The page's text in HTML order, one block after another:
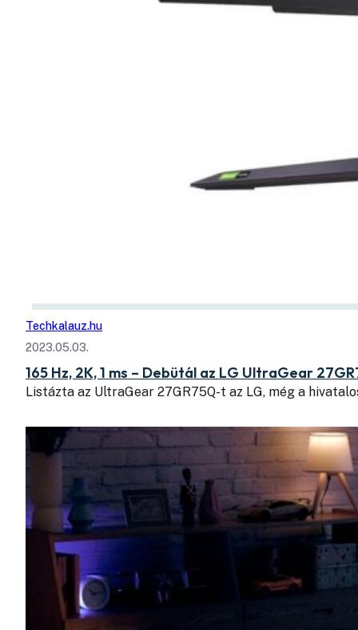
Techkalauz.hu
2023.05.03.
165 Hz, 2K, 1 ms – Debütál az LG UltraGear
Listázta az UltraGear 27GR75Q-t az LG, még a